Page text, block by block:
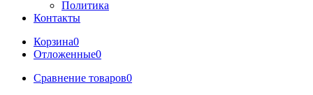
Политика
Контакты
Корзина0
Отложенные0
Сравнение товаров0